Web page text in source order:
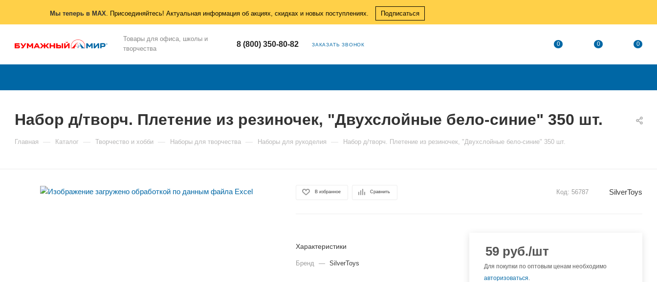
Мы теперь в MAX. Присоединяйтесь! Актуальная информация об акциях, скидках и новых поступлениях. Подписаться
Товары для офиса, школы и
творчества
8 (800) 350-80-82 ЗАКАЗАТЬ ЗВОНОК 0 0 0
Набор д/творч. Плетение из резиночек, "Двухслойные бело-синие" 350 шт.
Главная — Каталог — Творчество и хобби — Наборы для творчества — Наборы для рукоделия — Набор д/творч. Плетение из резиночек, "Двухслойные бело-синие" 350 шт.
В избранное Сравнить Код: 56787 SilverToys
Характеристики
Бренд — SilverToys
59руб./шт
Для покупки по оптовым ценам необходимо
авторизоваться.